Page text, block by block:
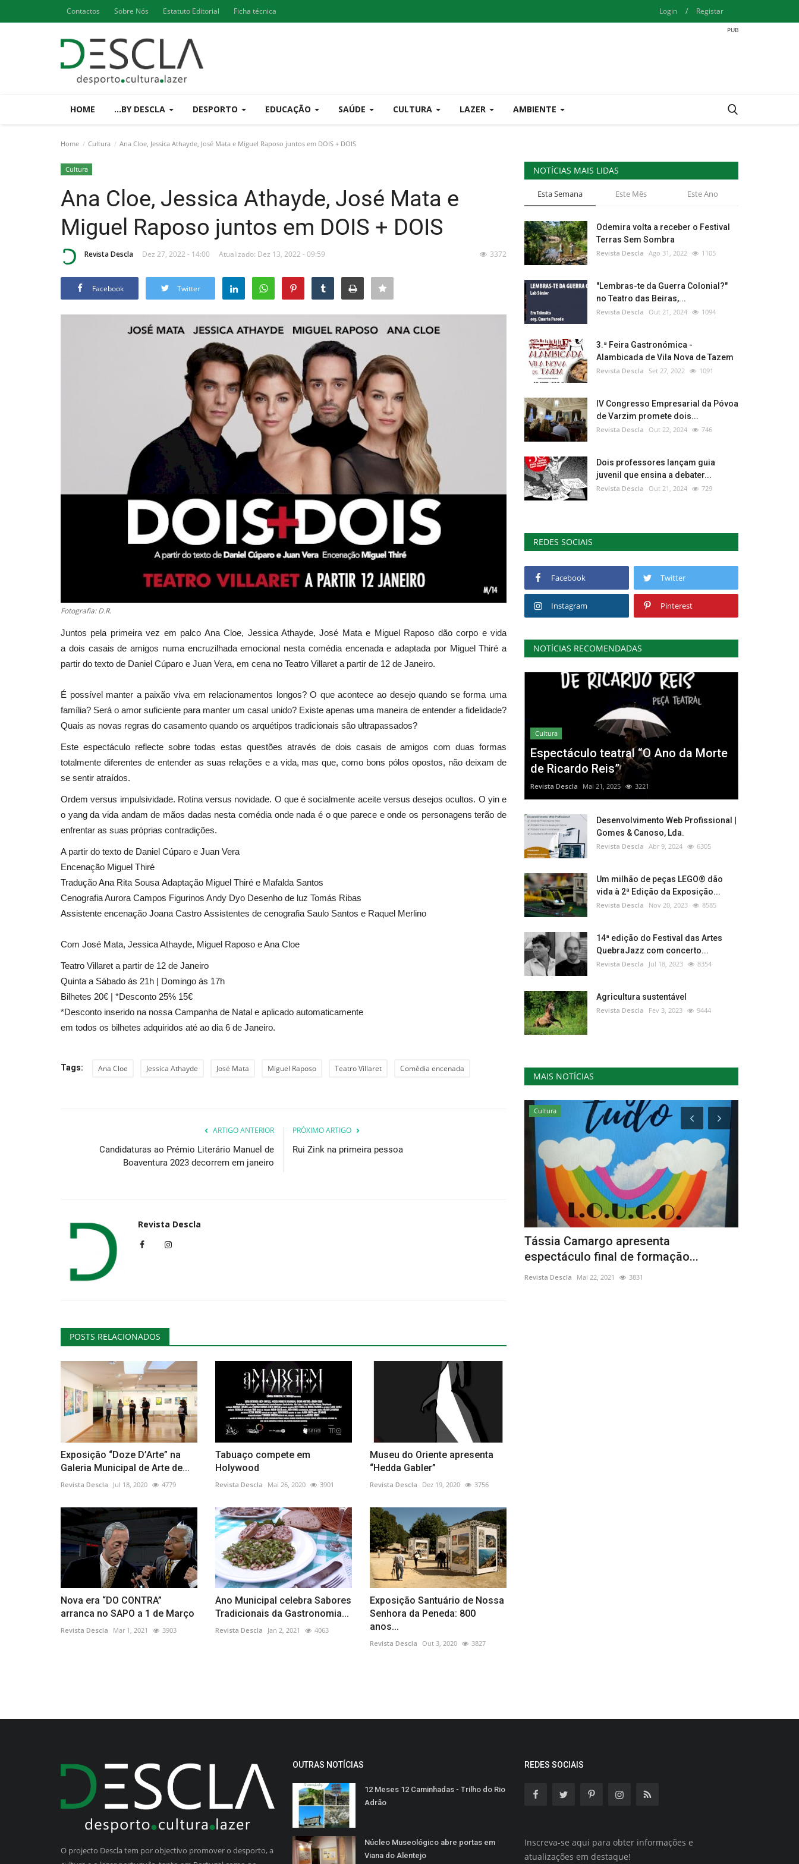
Contactos Sobre Nós Estatuto Editorial Ficha técnica Login / Registar
HOME ...BY DESCLA DESPORTO EDUCAÇÃO SAÚDE CULTURA LAZER AMBIENTE
Home Cultura Ana Cloe, Jessica Athayde, José Mata e Miguel Raposo juntos em DOIS + DOIS
Cultura
Ana Cloe, Jessica Athayde, José Mata e
Miguel Raposo juntos em DOIS + DOIS
Revista Descla Dez 27, 2022 - 14:00 Atualizado: Dez 13, 2022 - 09:59 3372
Facebook Twitter
Fotografia: D.R.
Juntos pela primeira vez em palco Ana Cloe, Jessica Athayde, José Mata e Miguel Raposo dão corpo e vida
a dois casais de amigos numa encruzilhada emocional nesta comédia encenada e adaptada por Miguel Thiré a
partir do texto de Daniel Cúparo e Juan Vera, em cena no Teatro Villaret a partir de 12 de Janeiro.
É possível manter a paixão viva em relacionamentos longos? O que acontece ao desejo quando se forma uma
família? Será o amor suficiente para manter um casal unido? Existe apenas uma maneira de entender a fidelidade?
Quais as novas regras do casamento quando os arquétipos tradicionais são ultrapassados?
Este espectáculo reflecte sobre todas estas questões através de dois casais de amigos com duas formas
totalmente diferentes de entender as suas relações e a vida, mas que, como bons pólos opostos, não deixam de
se sentir atraídos.
Ordem versus impulsividade. Rotina versus novidade. O que é socialmente aceite versus desejos ocultos. O yin e
o yang da vida andam de mãos dadas nesta comédia onde nada é o que parece e onde os personagens terão de
enfrentar as suas próprias contradições.
A partir do texto de Daniel Cúparo e Juan Vera
Encenação Miguel Thiré
Tradução Ana Rita Sousa Adaptação Miguel Thiré e Mafalda Santos
Cenografia Aurora Campos Figurinos Andy Dyo Desenho de luz Tomás Ribas
Assistente encenação Joana Castro Assistentes de cenografia Saulo Santos e Raquel Merlino
Com José Mata, Jessica Athayde, Miguel Raposo e Ana Cloe
Teatro Villaret a partir de 12 de Janeiro
Quinta a Sábado ás 21h | Domingo ás 17h
Bilhetes 20€ | *Desconto 25% 15€
*Desconto inserido na nossa Campanha de Natal e aplicado automaticamente
em todos os bilhetes adquiridos até ao dia 6 de Janeiro.
Tags: Ana Cloe Jessica Athayde José Mata Miguel Raposo Teatro Villaret Comédia encenada
ARTIGO ANTERIOR
Candidaturas ao Prémio Literário Manuel de
Boaventura 2023 decorrem em janeiro
PRÓXIMO ARTIGO
Rui Zink na primeira pessoa
Revista Descla
POSTS RELACIONADOS
Exposição “Doze D’Arte” na
Galeria Municipal de Arte de...
Revista Descla Jul 18, 2020 4779
Tabuaço compete em
Holywood
Revista Descla Mai 26, 2020 3901
Museu do Oriente apresenta
“Hedda Gabler”
Revista Descla Dez 19, 2020 3756
Nova era “DO CONTRA”
arranca no SAPO a 1 de Março
Revista Descla Mar 1, 2021 3903
Ano Municipal celebra Sabores
Tradicionais da Gastronomia...
Revista Descla Jan 2, 2021 4063
Exposição Santuário de Nossa
Senhora da Peneda: 800
anos...
Revista Descla Out 3, 2020 3827
NOTÍCIAS MAIS LIDAS
Esta Semana Este Mês Este Ano
Odemira volta a receber o Festival
Terras Sem Sombra
Revista Descla Ago 31, 2022 1105
"Lembras-te da Guerra Colonial?"
no Teatro das Beiras,...
Revista Descla Out 21, 2024 1094
3.ª Feira Gastronómica -
Alambicada de Vila Nova de Tazem
Revista Descla Set 27, 2022 1091
IV Congresso Empresarial da Póvoa
de Varzim promete dois...
Revista Descla Out 22, 2024 746
Dois professores lançam guia
juvenil que ensina a debater...
Revista Descla Out 21, 2024 729
REDES SOCIAIS
Facebook Twitter
Instagram Pinterest
NOTÍCIAS RECOMENDADAS
Cultura
Espectáculo teatral “O Ano da Morte
de Ricardo Reis”
Revista Descla Mai 21, 2025 3221
Desenvolvimento Web Profissional |
Gomes & Canoso, Lda.
Revista Descla Abr 9, 2024 6305
Um milhão de peças LEGO® dão
vida à 2ª Edição da Exposição...
Revista Descla Nov 20, 2023 8585
14ª edição do Festival das Artes
QuebraJazz com concerto...
Revista Descla Jul 18, 2023 8354
Agricultura sustentável
Revista Descla Fev 3, 2023 9444
MAIS NOTÍCIAS
Aquariofilia, uma paixão!
Revista Descla
Cultura
Tássia Camargo apresenta
espectáculo final de formação...
Revista Descla Mai 22, 2021 3831
O projecto Descla tem por objectivo promover o desporto, a
OUTRAS NOTÍCIAS
12 Meses 12 Caminhadas - Trilho do Rio
Adrão
Núcleo Museológico abre portas em
Viana do Alentejo
REDES SOCIAIS
Inscreva-se aqui para obter informações e
atualizações em destaque!